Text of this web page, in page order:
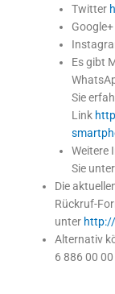
Twitter
Google+
Es gibt
Sie
Link
Weitere
Sie unter
Die
Rückruf-
unter
Alternativ
6 886 00